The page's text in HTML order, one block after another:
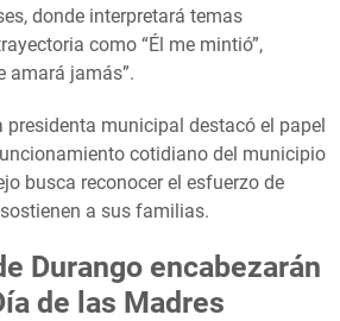
donde interpretará temas
como “Él me mintió”,
amará jamás”.
presidenta municipal destacó el papel
cotidiano del municipio
busca reconocer el esfuerzo de
a sus familias.
Durango encabezarán
de las Madres